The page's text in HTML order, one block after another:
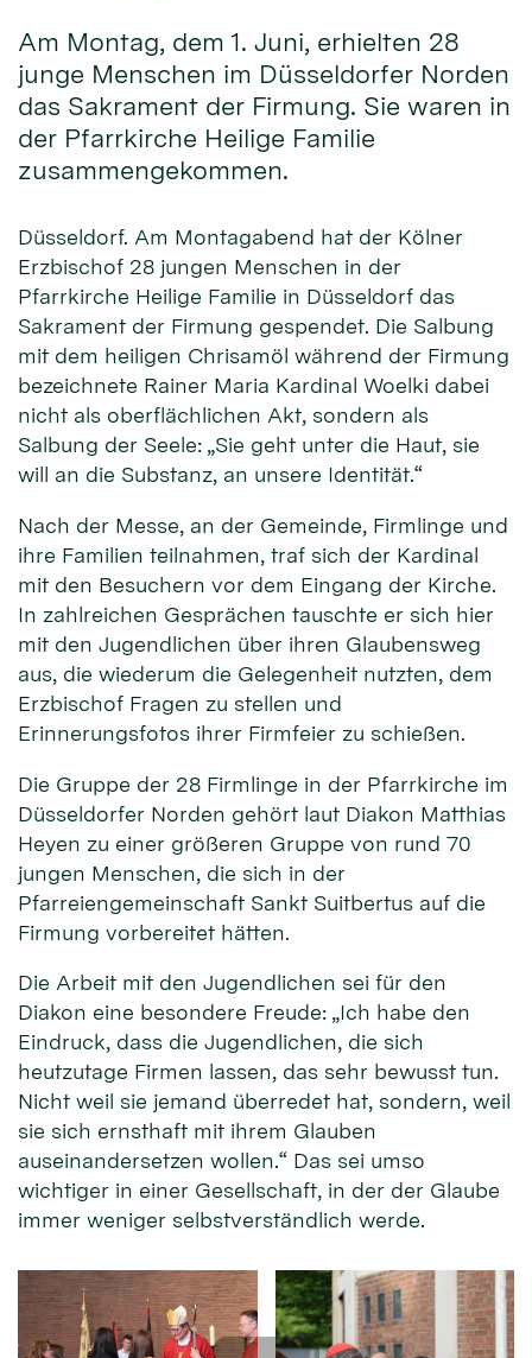
Am Montag, dem 1. Juni, erhielten 28
junge Menschen im Düsseldorfer Norden
das Sakrament der Firmung. Sie waren in
der Pfarrkirche Heilige Familie
zusammengekommen.
Düsseldorf. Am Montagabend hat der Kölner
Erzbischof 28 jungen Menschen in der
Pfarrkirche Heilige Familie in Düsseldorf das
Sakrament der Firmung gespendet. Die Salbung
mit dem heiligen Chrisamöl während der Firmung
bezeichnete Rainer Maria Kardinal Woelki dabei
nicht als oberflächlichen Akt, sondern als
Salbung der Seele: „Sie geht unter die Haut, sie
will an die Substanz, an unsere Identität.“
Nach der Messe, an der Gemeinde, Firmlinge und
ihre Familien teilnahmen, traf sich der Kardinal
mit den Besuchern vor dem Eingang der Kirche.
In zahlreichen Gesprächen tauschte er sich hier
mit den Jugendlichen über ihren Glaubensweg
aus, die wiederum die Gelegenheit nutzten, dem
Erzbischof Fragen zu stellen und
Erinnerungsfotos ihrer Firmfeier zu schießen.
Die Gruppe der 28 Firmlinge in der Pfarrkirche im
Düsseldorfer Norden gehört laut Diakon Matthias
Heyen zu einer größeren Gruppe von rund 70
jungen Menschen, die sich in der
Pfarreiengemeinschaft Sankt Suitbertus auf die
Firmung vorbereitet hätten.
Die Arbeit mit den Jugendlichen sei für den
Diakon eine besondere Freude: „Ich habe den
Eindruck, dass die Jugendlichen, die sich
heutzutage Firmen lassen, das sehr bewusst tun.
Nicht weil sie jemand überredet hat, sondern, weil
sie sich ernsthaft mit ihrem Glauben
auseinandersetzen wollen.“ Das sei umso
wichtiger in einer Gesellschaft, in der der Glaube
immer weniger selbstverständlich werde.